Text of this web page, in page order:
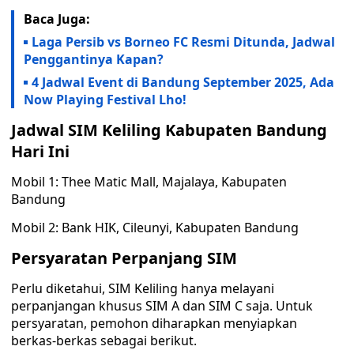
Baca Juga:
Laga Persib vs Borneo FC Resmi Ditunda, Jadwal
Penggantinya Kapan?
4 Jadwal Event di Bandung September 2025, Ada
Now Playing Festival Lho!
Jadwal SIM Keliling Kabupaten Bandung
Hari Ini
Mobil 1: Thee Matic Mall, Majalaya, Kabupaten
Bandung
Mobil 2: Bank HIK, Cileunyi, Kabupaten Bandung
Persyaratan Perpanjang SIM
Perlu diketahui, SIM Keliling hanya melayani
perpanjangan khusus SIM A dan SIM C saja. Untuk
persyaratan, pemohon diharapkan menyiapkan
berkas-berkas sebagai berikut.